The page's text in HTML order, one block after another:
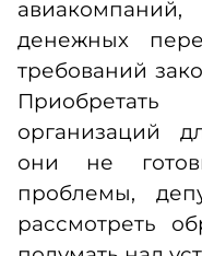
денежных
требований
Приобретать
организаций
они не
проблемы,
рассмотреть